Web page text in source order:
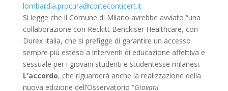
lombardia.procura@corteconticert.it
Si legge che il Comune di Milano avrebbe avviato “una
collaborazione con Reckitt Benckiser Healthcare, con
Durex Italia, che si prefigge di garantire un accesso
sempre più esteso a interventi di educazione affettiva e
sessuale per i giovani studenti e studentesse milanesi.
L’accordo, che riguarderà anche la realizzazione della
nuova edizione dell’Osservatorio “Giovani